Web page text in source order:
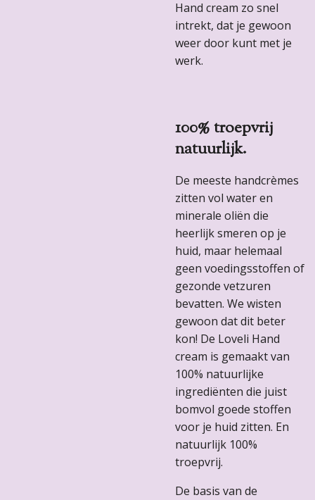
Hand cream zo snel
intrekt, dat je gewoon
weer door kunt met je
werk.
100% troepvrij
natuurlijk.
De meeste handcrèmes
zitten vol water en
minerale oliën die
heerlijk smeren op je
huid, maar helemaal
geen voedingsstoffen of
gezonde vetzuren
bevatten. We wisten
gewoon dat dit beter
kon! De Loveli Hand
cream is gemaakt van
100% natuurlijke
ingrediënten die juist
bomvol goede stoffen
voor je huid zitten. En
natuurlijk 100%
troepvrij.
De basis van de